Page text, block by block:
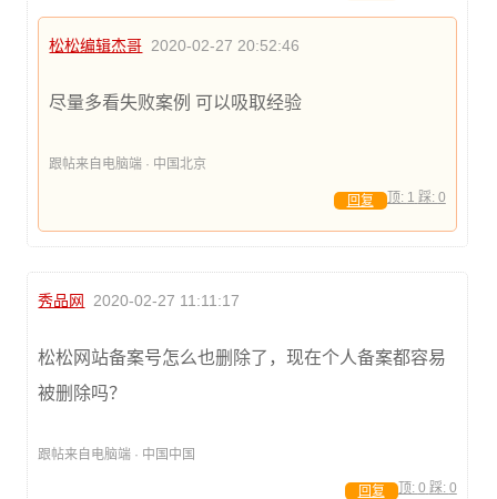
松松编辑杰哥 2020-02-27 20:52:46
尽量多看失败案例 可以吸取经验
跟帖来自电脑端 · 中国北京
顶: 1 踩: 0
回复
秀品网 2020-02-27 11:11:17
松松网站备案号怎么也删除了，现在个人备案都容易
被删除吗？
跟帖来自电脑端 · 中国中国
顶: 0 踩: 0
回复